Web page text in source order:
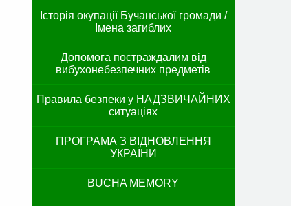
Історія окупації Бучанської громади /
Імена загиблих
Допомога постраждалим від
вибухонебезпечних предметів
Правила безпеки у НАДЗВИЧАЙНИХ
ситуаціях
ПРОГРАМА З ВІДНОВЛЕННЯ
УКРАЇНИ
BUCHA MEMORY